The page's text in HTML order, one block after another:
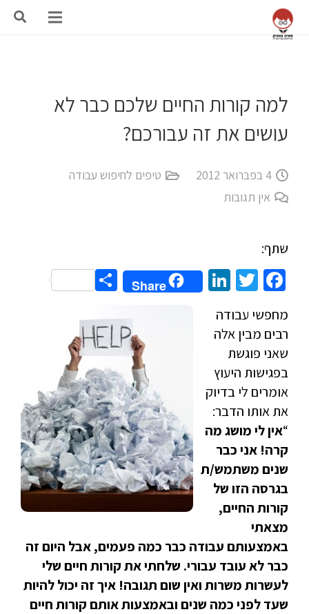
למה קורות החיים שלכם כבר לא
עושים את זה עבורכם?
4 בפברואר 2012
טיפים לחיפוש עבודה
אין תגובות
שתף:
Facebook
Twitter
LinkedIn
Share
Share
מחפשי עבודה
רבים מבין אלה
שאני פוגשת
בפגישות היעוץ
אומרים לי בדיוק
את אותו הדבר:
“אין לי מושג מה
קרה! אני כבר
שנים משתמש/ת
בגרסה הזו של
קורות החיים,
מצאתי
באמצעותם עבודה כבר כמה פעמים, אבל היום זה
כבר לא עובד עבורי. שלחתי את קורות חיים שלי
לעשרות משרות ואין שום תגובה! איך זה יכול להיות
שעד לפני כמה שנים ובאמצעות אותם קורות חיים